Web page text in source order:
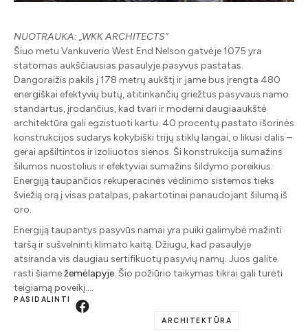
NUOTRAUKA: „WKK ARCHITECTS”
Šiuo metu Vankuverio West End Nelson gatvėje 1075 yra
statomas aukščiausias pasaulyje pasyvus pastatas.
Dangoraižis pakils į 178 metrų aukštį ir jame bus įrengta 480
energiškai efektyvių butų, atitinkančių griežtus pasyvaus namo
standartus, įrodančius, kad tvari ir moderni daugiaaukštė
architektūra gali egzistuoti kartu. 40 procentų pastato išorinės
konstrukcijos sudarys kokybiški trijų stiklų langai, o likusi dalis –
gerai apšiltintos ir izoliuotos sienos. Ši konstrukcija sumažins
šilumos nuostolius ir efektyviai sumažins šildymo poreikius.
Energiją taupančios rekuperacinės vėdinimo sistemos tieks
šviežią orą į visas patalpas, pakartotinai panaudojant šilumą iš
oro.
Energiją taupantys pasyvūs namai yra puiki galimybė mažinti
taršą ir sušvelninti klimato kaitą. Džiugu, kad pasaulyje
atsiranda vis daugiau sertifikuotų pasyvių namų. Juos galite
rasti šiamežemėlapyje. Šio požiūrio taikymas tikrai gali turėti
teigiamą poveikį….
PASIDALINTI
ARCHITEKTŪRA